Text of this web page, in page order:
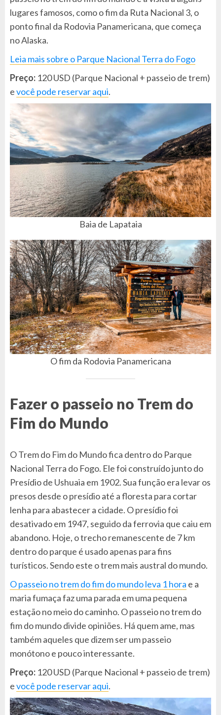
lugares famosos, como o fim da Ruta Nacional 3, o
ponto final da Rodovia Panamericana, que começa
no Alaska.
Leia mais sobre o Parque Nacional Terra do Fogo
Preço: 120 USD (Parque Nacional + passeio de trem)
evocê pode reservar aqui.
Baia de Lapataia
O fim da Rodovia Panamericana
Fazer o passeio no Trem do
Fim do Mundo
O Trem do Fim do Mundo fica dentro do Parque
Nacional Terra do Fogo. Ele foi construído junto do
Presídio de Ushuaia em 1902. Sua função era levar os
presos desde o presídio até a floresta para cortar
lenha para abastecer a cidade. O presídio foi
desativado em 1947, seguido da ferrovia que caiu em
abandono. Hoje, o trecho remanescente de 7 km
dentro do parque é usado apenas para fins
turísticos. Sendo este o trem mais austral do mundo.
O passeio no trem do fim do mundo leva 1 hora e a
maria fumaça faz uma parada em uma pequena
estação no meio do caminho. O passeio no trem do
fim do mundo divide opiniões. Há quem ame, mas
também aqueles que dizem ser um passeio
monótono e pouco interessante.
Preço: 120 USD (Parque Nacional + passeio de trem)
evocê pode reservar aqui.